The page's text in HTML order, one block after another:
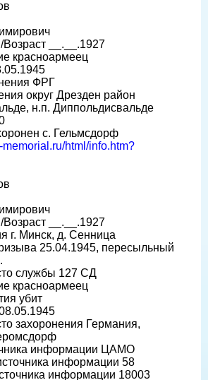
__.__.1927
красноармеец
ФРГ
округ Дрезден район
н.п. Диппольдисвальде
с. Гельмсдорф
memorial.ru/html/info.htm?
__.__.1927
г. Минск, д. Сенница
25.04.1945, пересыльный
службы 127 СД
красноармеец
убит
захоронения Германия,
информации ЦАМО
информации 58
информации 18003